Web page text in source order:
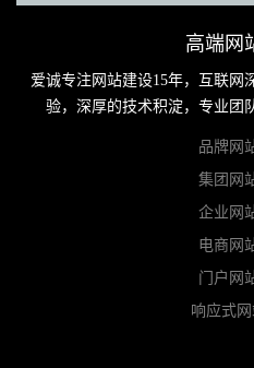
高端网
爱诚专注网站建设15年，互联网
验，深厚的技术积淀，专业团
品牌网
集团网
企业网
电商网
门户网
响应式